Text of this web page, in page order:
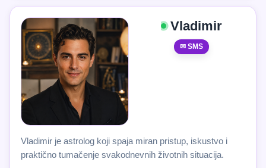
Vladimir
✉ SMS
Vladimir je astrolog koji spaja miran pristup, iskustvo i
praktično tumačenje svakodnevnih životnih situacija.